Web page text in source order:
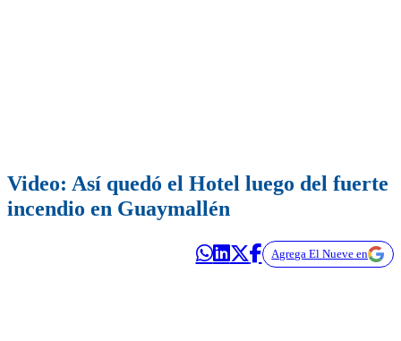
Video: Así quedó el Hotel luego del fuerte
incendio en Guaymallén
Agrega El Nueve en